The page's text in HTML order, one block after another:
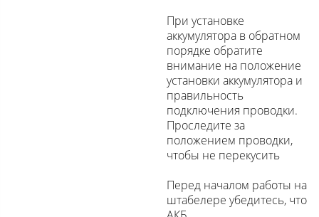
При установке
аккумулятора в обратном
порядке обратите
внимание на положение
установки аккумулятора и
правильность
подключения проводки.
Проследите за
положением проводки,
чтобы не перекусить
Перед началом работы на
штабелере убедитесь, что